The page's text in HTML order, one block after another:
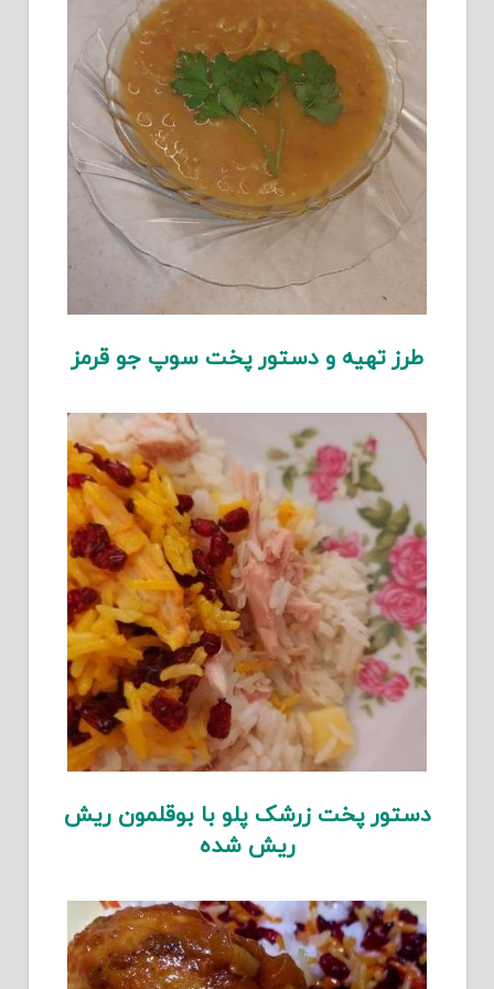
طرز تهیه و دستور پخت سوپ جو قرمز
دستور پخت زرشک پلو با بوقلمون ریش
ریش شده